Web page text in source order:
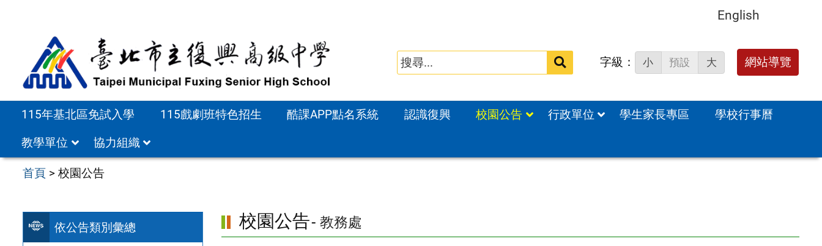
English
站
搜
字級： 小 預設 大 網站導覽
115年基北區免試入學 115戲劇班特色招生 酷課APP點名系統 認識復興 校園公告 行政單位 學生家長專區
學校行事曆
教學單位
協力組織
首頁 >校園公告
依公告類別彙總 校園公告- 教務處